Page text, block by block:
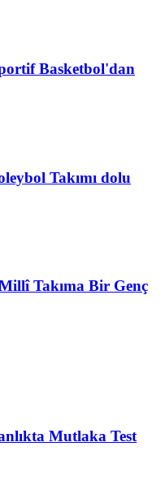
Basketbol'dan
Takımı dolu
Takıma Bir Genç
Mutlaka Test